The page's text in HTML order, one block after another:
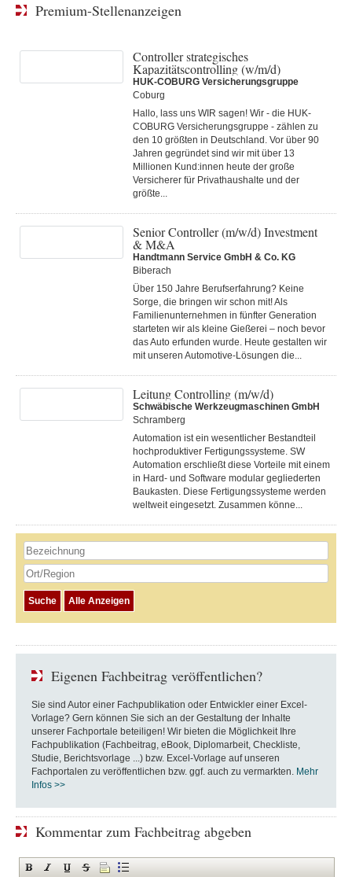
Premium-Stellenanzeigen
Controller strategisches
Kapazitätscontrolling (w/m/d)
HUK-COBURG Versicherungsgruppe
Coburg
Hallo, lass uns WIR sagen! Wir - die HUK-
COBURG Versicherungsgruppe - zählen zu
den 10 größten in Deutschland. Vor über 90
Jahren gegründet sind wir mit über 13
Millionen Kund:innen heute der große
Versicherer für Privathaushalte und der
größte...
Senior Controller (m/w/d) Investment
& M&A
Handtmann Service GmbH & Co. KG
Biberach
Über 150 Jahre Berufserfahrung? Keine
Sorge, die bringen wir schon mit! Als
Familienunternehmen in fünfter Generation
starteten wir als kleine Gießerei – noch bevor
das Auto erfunden wurde. Heute gestalten wir
mit unseren Automotive-Lösungen die...
Leitung Controlling (m/w/d)
Schwäbische Werkzeugmaschinen GmbH
Schramberg
Automation ist ein wesentlicher Bestandteil
hochproduktiver Fertigungssysteme. SW
Automation erschließt diese Vorteile mit einem
in Hard- und Software modular gegliederten
Baukasten. Diese Fertigungs­systeme werden
weltweit eingesetzt. Zusammen könne...
Eigenen Fachbeitrag veröffentlichen?
Sie sind Autor einer Fachpublikation oder Entwickler einer Excel-
Vorlage? Gern können Sie sich an der Gestaltung der Inhalte
unserer Fachportale beteiligen! Wir bieten die Möglichkeit Ihre
Fachpublikation (Fachbeitrag, eBook, Diplomarbeit, Checkliste,
Studie, Berichtsvorlage ...) bzw. Excel-Vorlage auf unseren
Fachportalen zu veröffentlichen bzw. ggf. auch zu vermarkten. Mehr
Infos >>
Kommentar zum Fachbeitrag abgeben